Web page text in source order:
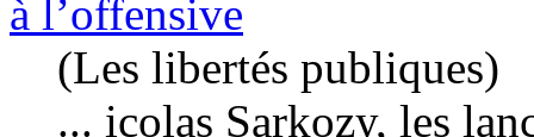
à l’offensive
(Les libertés publiques)
... icolas Sarkozy, les